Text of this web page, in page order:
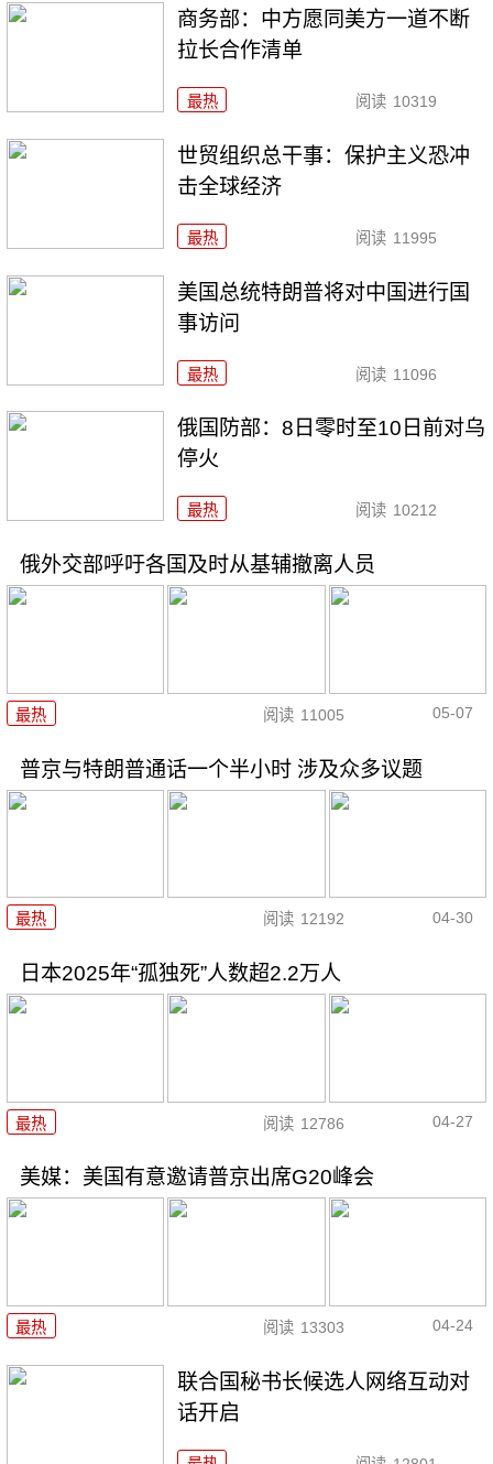
商务部：中方愿同美方一道不断
拉长合作清单
最热 阅读 10319
世贸组织总干事：保护主义恐冲
击全球经济
最热 阅读 11995
美国总统特朗普将对中国进行国
事访问
最热 阅读 11096
俄国防部：8日零时至10日前对乌
停火
最热 阅读 10212
俄外交部呼吁各国及时从基辅撤离人员
最热 阅读 11005 05-07
普京与特朗普通话一个半小时 涉及众多议题
最热 阅读 12192 04-30
日本2025年“孤独死”人数超2.2万人
最热 阅读 12786 04-27
美媒：美国有意邀请普京出席G20峰会
最热 阅读 13303 04-24
联合国秘书长候选人网络互动对
话开启